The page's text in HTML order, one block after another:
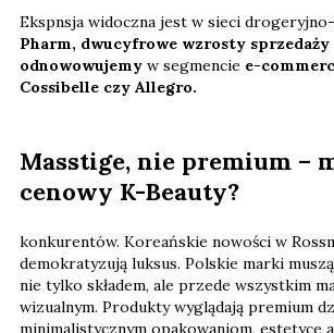
Ekspnsja widoczna jest w sieci
Pharm, dwucyfrowe wzrosty sprzedaży
odnowowujemy w segmencie e-
Cossibelle czy Allegro.
Masstige, nie premium –
cenowy K-Beauty?
konkurentów. Koreańskie nowości w
demokratyzują luksus. Polskie marki
nie tylko składem, ale przede wszystkim
wizualnym. Produkty wyglądają premium
minimalistycznym opakowaniom, estetyce